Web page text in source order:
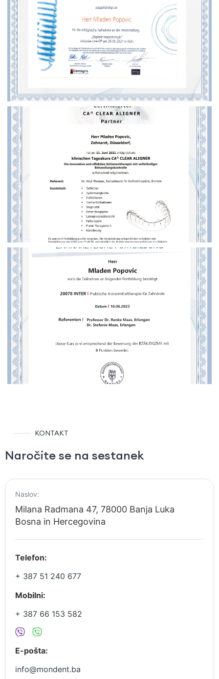
KONTAKT
Naročite se na sestanek
Naslov:
Milana Radmana 47, 78000 Banja Luka
Bosna in Hercegovina
Telefon:
+ 387 51 240 677
Mobilni:
+ 387 66 153 582
E-pošta:
info@mondent.ba